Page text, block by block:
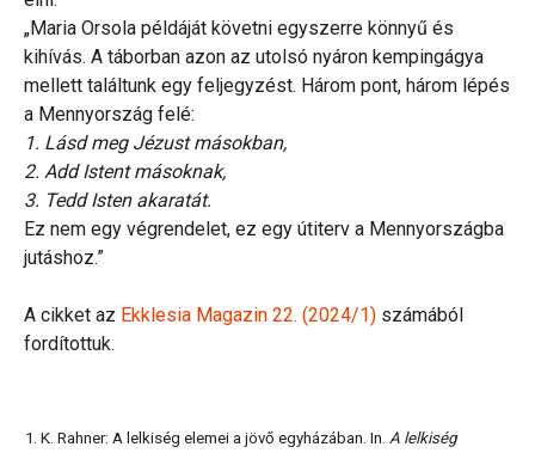
„Maria Orsola példáját követni egyszerre könnyű és
kihívás. A táborban azon az utolsó nyáron kempingágya
mellett találtunk egy feljegyzést. Három pont, három lépés
a Mennyország felé:
1. Lásd meg Jézust másokban,
2. Add Istent másoknak,
3. Tedd Isten akaratát.
Ez nem egy végrendelet, ez egy útiterv a Mennyországba
jutáshoz.”
A cikket az Ekklesia Magazin 22. (2024/1) számából
fordítottuk.
1. K. Rahner: A lelkiség elemei a jövő egyházában. In. A lelkiség